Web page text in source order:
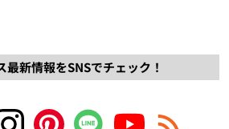
最新情報をSNSでチェック！